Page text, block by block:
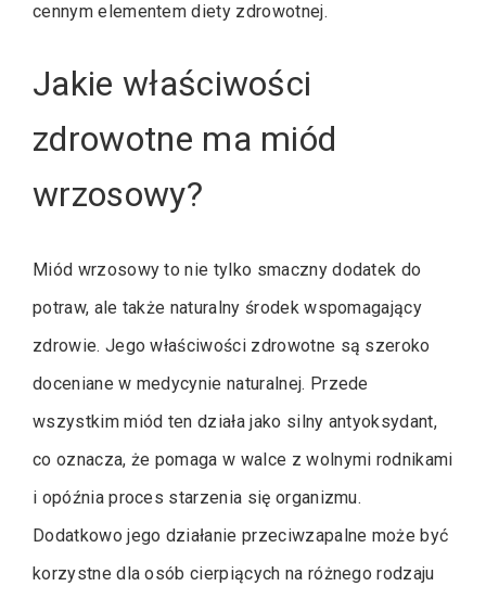
cennym elementem diety zdrowotnej.
Jakie właściwości
zdrowotne ma miód
wrzosowy?
Miód wrzosowy to nie tylko smaczny dodatek do
potraw, ale także naturalny środek wspomagający
zdrowie. Jego właściwości zdrowotne są szeroko
doceniane w medycynie naturalnej. Przede
wszystkim miód ten działa jako silny antyoksydant,
co oznacza, że pomaga w walce z wolnymi rodnikami
i opóźnia proces starzenia się organizmu.
Dodatkowo jego działanie przeciwzapalne może być
korzystne dla osób cierpiących na różnego rodzaju